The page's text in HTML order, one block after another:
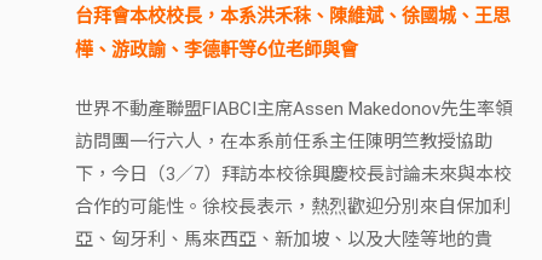
台拜會本校校長，本系洪禾秣、陳維斌、徐國城、王思
樺、游政諭、李德軒等6位老師與會
世界不動產聯盟FIABCI主席Assen Makedonov先生率領
訪問團一行六人，在本系前任系主任陳明竺教授協助
下，今日（3／7）拜訪本校徐興慶校長討論未來與本校
合作的可能性。徐校長表示，熱烈歡迎分別來自保加利
亞、匈牙利、馬來西亞、新加坡、以及大陸等地的貴